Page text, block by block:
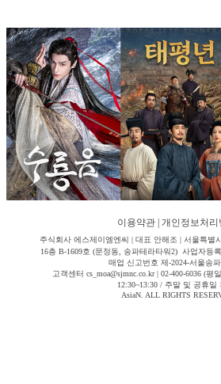
이용약관 개인정보처리
주식회사 에스제이엠엔씨 | 대표 안해조 | 서울특별
16층 B-1609호 (문정동, 송파테라타워2) 사업자등
매업 신고번호 제-2024-서울송파
고객센터 cs_moa@sjmnc.co.kr | 02-400-6036 (평
12:30~13:30 / 주말 및 공휴일
AsiaN. ALL RIGHTS